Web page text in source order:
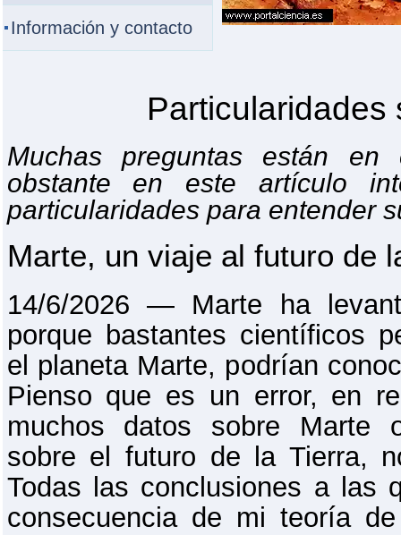
Información y contacto
Particularidades
Muchas preguntas están
obstante en este artículo
particularidades para entender
Marte, un viaje al futuro de
14/6/2026 ― Marte ha
porque bastantes científicos
el planeta Marte, podrían
Pienso que es un error, en
muchos datos sobre Marte
sobre el futuro de la Tierra,
Todas las conclusiones a las
consecuencia de mi teoría